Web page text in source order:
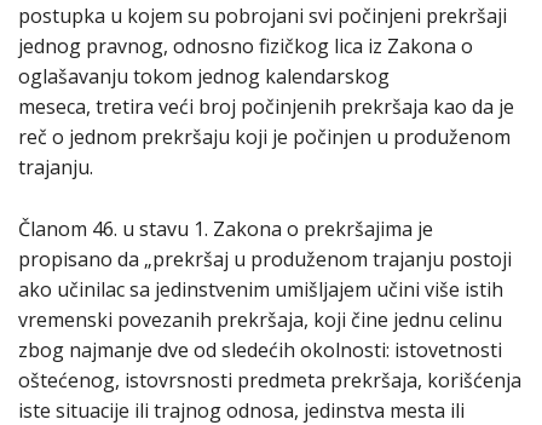
postupka u kojem su pobrojani svi počinjeni prekršaji
jednog pravnog, odnosno fizičkog lica iz Zakona o
oglašavanju tokom jednog kalendarskog
meseca, tretira veći broj počinjenih prekršaja kao da je
reč o jednom prekršaju koji je počinjen u produženom
trajanju.
Članom 46. u stavu 1. Zakona o prekršajima je
propisano da „prekršaj u produženom trajanju postoji
ako učinilac sa jedinstvenim umišljajem učini više istih
vremenski povezanih prekršaja, koji čine jednu celinu
zbog najmanje dve od sledećih okolnosti: istovetnosti
oštećenog, istovrsnosti predmeta prekršaja, korišćenja
iste situacije ili trajnog odnosa, jedinstva mesta ili